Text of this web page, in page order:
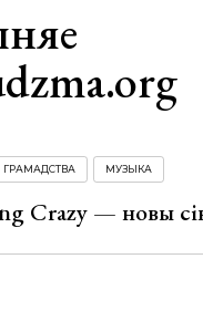
ГРАМАДСТВА МУЗЫКА
Crazy — новы